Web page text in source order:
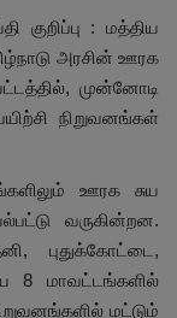
குறிப்பு : மத்திய
அரசின் ஊரக
முன்னோடி
நிறுவனங்கள்
ஊரக சுய
வருகின்றன.
புதுக்கோட்டை,
8 மாவட்டங்களில்
மட்டும்